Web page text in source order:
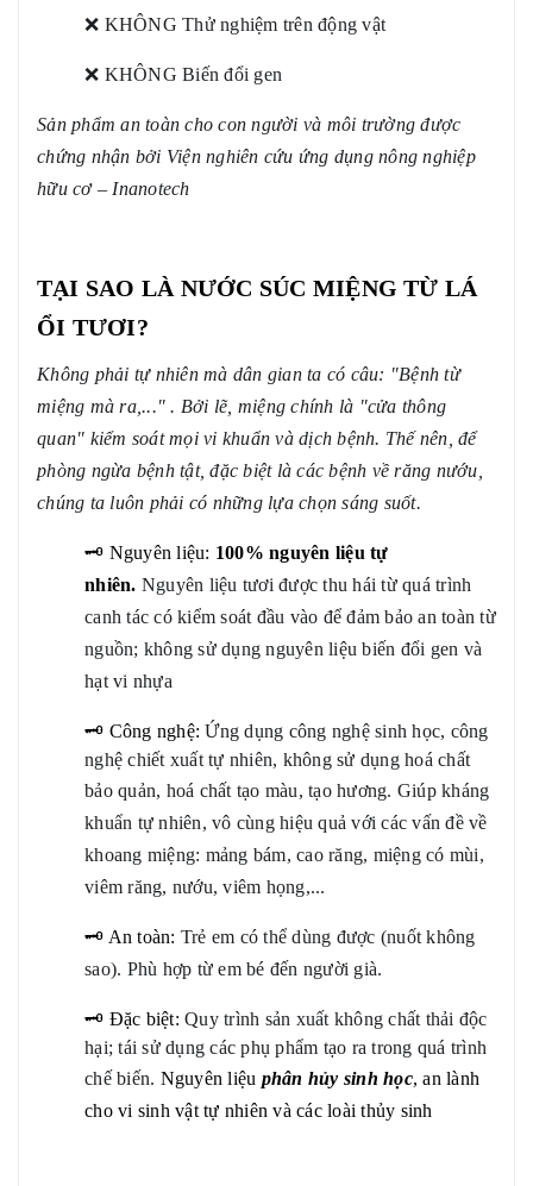
❌ KHÔNG Thử nghiệm trên động vật
❌ KHÔNG Biến đổi gen
Sản phẩm an toàn cho con người và môi trường được
chứng nhận bởi Viện nghiên cứu ứng dụng nông nghiệp
hữu cơ – Inanotech
TẠI SAO LÀ NƯỚC SÚC MIỆNG TỪ LÁ
ỔI TƯƠI?
Không phải tự nhiên mà dân gian ta có câu: "Bệnh từ
miệng mà ra,..." . Bởi lẽ, miệng chính là "cửa thông
quan" kiểm soát mọi vi khuẩn và dịch bệnh. Thế nên, để
phòng ngừa bệnh tật, đặc biệt là các bệnh về răng nướu,
chúng ta luôn phải có những lựa chọn sáng suốt.
🗝 Nguyên liệu: 100% nguyên liệu tự
nhiên. Nguyên liệu tươi được thu hái từ quá trình
canh tác có kiểm soát đầu vào để đảm bảo an toàn từ
nguồn; không sử dụng nguyên liệu biến đổi gen và
hạt vi nhựa
🗝 Công nghệ:Ứng dụng công nghệ sinh học, công
nghệ chiết xuất tự nhiên, không sử dụng hoá chất
bảo quản, hoá chất tạo màu, tạo hương. Giúp kháng
khuẩn tự nhiên, vô cùng hiệu quả với các vấn đề về
khoang miệng: mảng bám, cao răng, miệng có mùi,
viêm răng, nướu, viêm họng,...
🗝 An toàn: Trẻ em có thể dùng được (nuốt không
sao). Phù hợp từ em bé đến người già.
🗝 Đặc biệt: Quy trình sản xuất không chất thải độc
hại; tái sử dụng các phụ phẩm tạo ra trong quá trình
chế biến. Nguyên liệu phân hủy sinh học, an lành
cho vi sinh vật tự nhiên và các loài thủy sinh